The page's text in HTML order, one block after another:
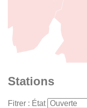
Stations
Fitrer : État